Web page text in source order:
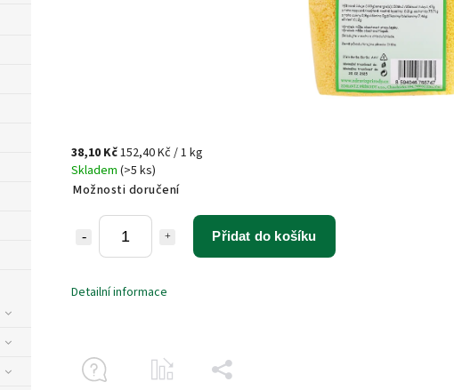
38,10 Kč152,40 Kč / 1 kg
Skladem (>5 ks)
Možnosti doručení
Přidat do košíku
Detailní informace